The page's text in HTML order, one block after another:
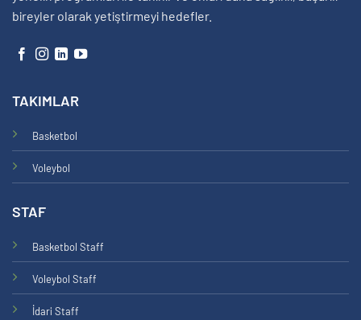
bireyler olarak yetiştirmeyi hedefler.
TAKIMLAR
Basketbol
Voleybol
STAF
Basketbol Staff
Voleybol Staff
İdari Staff